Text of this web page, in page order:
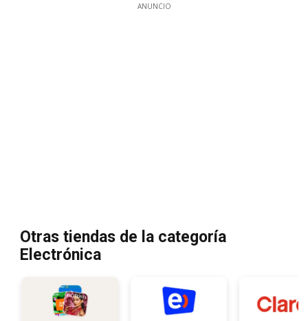
ANUNCIO
Otras tiendas de la categoría
Electrónica